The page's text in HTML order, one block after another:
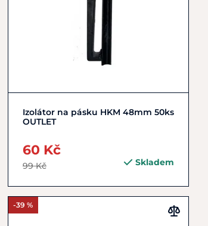
Do košíku
Izolátor na pásku HKM 48mm 50ks
OUTLET
60 Kč
99 Kč Skladem
-39 %